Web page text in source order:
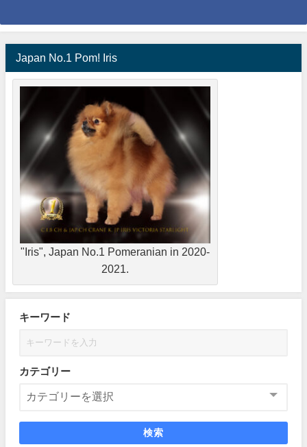
Japan No.1 Pom! Iris
"Iris", Japan No.1 Pomeranian in 2020-
2021.
キーワード
カテゴリー
検索